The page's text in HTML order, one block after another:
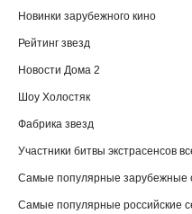
Новинки зарубежного кино
Рейтинг звезд
Новости Дома 2
Шоу Холостяк
Фабрика звезд
Участники битвы экстрасенсов
Самые популярные зарубежные
Самые популярные российские